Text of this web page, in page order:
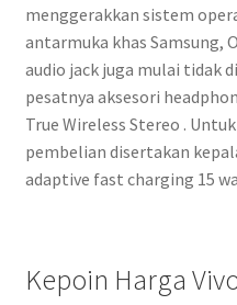
menggerakkan sistem
antarmuka khas Samsung,
audio jack juga mulai tidak
pesatnya aksesori
True Wireless Stereo .
pembelian disertakan
adaptive fast charging 15
Kepoin Harga